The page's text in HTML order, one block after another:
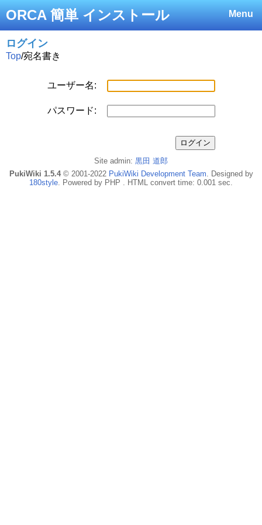
Menu
ORCA 簡単 インストール
ログイン
Top/宛名書き
ユーザー名:
パスワード:
Site admin: 黒田 道郎
PukiWiki 1.5.4© 2001-2022 PukiWiki Development Team. Designed by
180style. Powered by PHP . HTML convert time: 0.001 sec.